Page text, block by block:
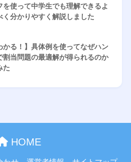
を使って中学生でも理解できるよ
く分かりやすく解説しました
かる！】具体例を使ってなぜハン
割当問題の最適解が得られるのか
た
HOME